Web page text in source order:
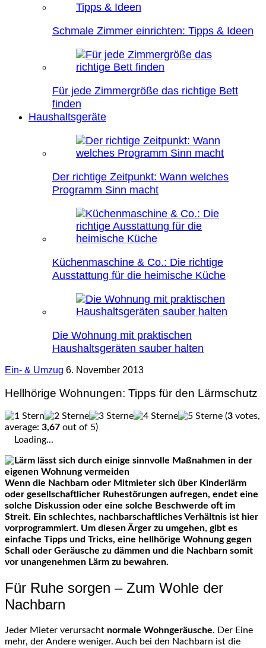
Schmale Zimmer einrichten: Tipps & Ideen
Für jede Zimmergröße das richtige Bett
finden
Haushaltsgeräte
Der richtige Zeitpunkt: Wann welches
Programm Sinn macht
Küchenmaschine & Co.: Die richtige
Ausstattung für die heimische Küche
Die Wohnung mit praktischen
Haushaltsgeräten sauber halten
Ein- & Umzug 6. November 2013
Hellhörige Wohnungen: Tipps für den Lärmschutz
(3 votes,
average: 3,67 out of 5)
Loading...
Wenn die Nachbarn oder Mitmieter sich über Kinderlärm
oder gesellschaftlicher Ruhestörungen aufregen, endet eine
solche Diskussion oder eine solche Beschwerde oft im
Streit. Ein schlechtes, nachbarschaftliches Verhältnis ist hier
vorprogrammiert. Um diesen Ärger zu umgehen, gibt es
einfache Tipps und Tricks, eine hellhörige Wohnung gegen
Schall oder Geräusche zu dämmen und die Nachbarn somit
vor unangenehmen Lärm zu bewahren.
Für Ruhe sorgen – Zum Wohle der
Nachbarn
Jeder Mieter verursacht normale Wohngeräusche. Der Eine
mehr, der Andere weniger. Auch bei den Nachbarn ist die